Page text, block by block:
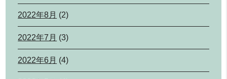
2022年8月 (2)
2022年7月 (3)
2022年6月 (4)